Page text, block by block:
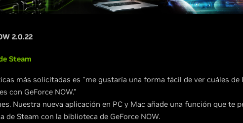
2.0.22
Steam
más solicitadas es "me gustaría una forma fácil de ver cuáles de
con GeForce NOW."
Nuestra nueva aplicación en PC y Mac añade una función que te
de Steam con la biblioteca de GeForce NOW.